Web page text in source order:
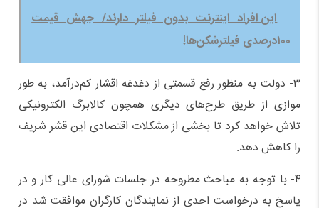
این افراد اینترنت بدون فیلتر دارند/ جهش قیمت
۱۰۰درصدی فیلترشکن‌ها!
۳- دولت به منظور رفع قسمتی از دغدغه اقشار کم‌درآمد، به طور
موازی از طریق طرح‌های دیگری همچون کالابرگ الکترونیکی
تلاش خواهد کرد تا بخشی از مشکلات اقتصادی این قشر شریف
را کاهش دهد.
۴- با توجه به مباحث مطروحه در جلسات شورای عالی کار و در
پاسخ به درخواست احدی از نمایندگان کارگران موافقت شد در